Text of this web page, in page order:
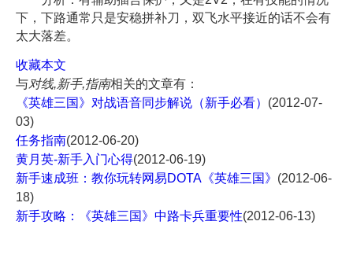
下，下路通常只是安稳拼补刀，双飞水平接近的话不会有
太大落差。
收藏本文
与对线,新手,指南相关的文章有：
《英雄三国》对战语音同步解说（新手必看） (2012-07-
03)
任务指南(2012-06-20)
黄月英-新手入门心得(2012-06-19)
新手速成班：教你玩转网易DOTA《英雄三国》 (2012-06-
18)
新手攻略：《英雄三国》中路卡兵重要性(2012-06-13)